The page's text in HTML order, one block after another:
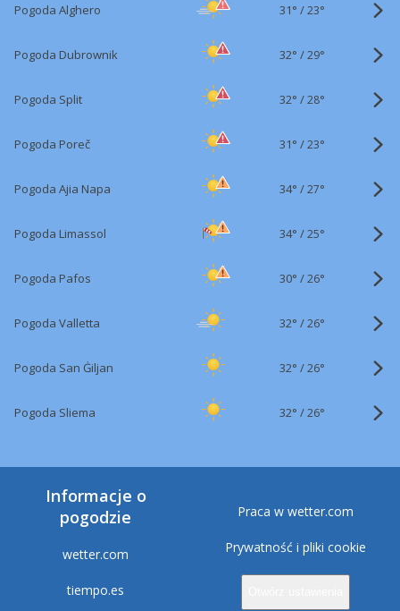
Pogoda Alghero 31° /23°
Pogoda Dubrownik 32° /29°
Pogoda Split 32° /28°
Pogoda Poreč 31° /23°
Pogoda Ajia Napa 34° /27°
Pogoda Limassol 34° /25°
Pogoda Pafos 30° /26°
Pogoda Valletta 32° /26°
Pogoda San Ġiljan 32° /26°
Pogoda Sliema 32° /26°
Informacje o
pogodzie
wetter.com
tiempo.es
Praca w wetter.com
Prywatność i pliki cookie